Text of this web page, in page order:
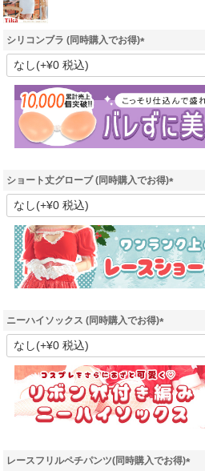
シリコンブラ (同時購入でお得)
(
須
)
ショート丈グローブ (同時購入でお得)
(
須
)
ニーハイソックス (同時購入でお得)
(
須
)
レースフリルペチパンツ(同時購入でお得)